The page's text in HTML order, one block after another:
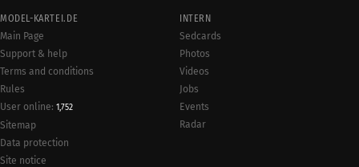
MODEL-KARTEI.DE
Main Page
Support & help
Terms and conditions
Rules
User online: 1,752
Sitemap
Data protection
Site notice
INTERN
Sedcards
Photos
Videos
Jobs
Events
Radar